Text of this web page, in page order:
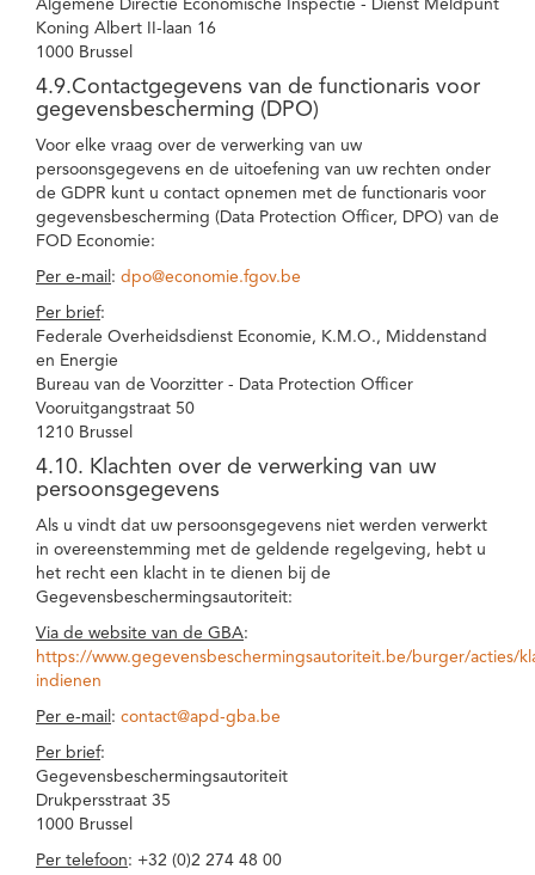
Algemene Directie Economische Inspectie - Dienst Meldpunt
Koning Albert II-laan 16
1000 Brussel
4.9.Contactgegevens van de functionaris voor
gegevensbescherming (DPO)
Voor elke vraag over de verwerking van uw
persoonsgegevens en de uitoefening van uw rechten onder
de GDPR kunt u contact opnemen met de functionaris voor
gegevensbescherming (Data Protection Officer, DPO) van de
FOD Economie:
Per e-mail : dpo@economie.fgov.be
Per brief:
Federale Overheidsdienst Economie, K.M.O., Middenstand
en Energie
Bureau van de Voorzitter - Data Protection Officer
Vooruitgangstraat 50
1210 Brussel
4.10. Klachten over de verwerking van uw
persoonsgegevens
Als u vindt dat uw persoonsgegevens niet werden verwerkt
in overeenstemming met de geldende regelgeving, hebt u
het recht een klacht in te dienen bij de
Gegevensbeschermingsautoriteit:
Via de website van de GBA:
https://www.gegevensbeschermingsautoriteit.be/burger/acties/
indienen
Per e-mail : contact@apd-gba.be
Per brief:
Gegevensbeschermingsautoriteit
Drukpersstraat 35
1000 Brussel
Per telefoon: +32 (0)2 274 48 00